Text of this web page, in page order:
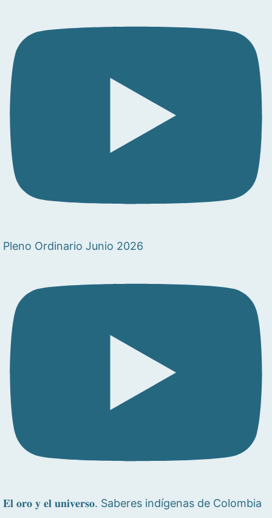
Pleno Ordinario Junio 2026
𝐄𝐥 𝐨𝐫𝐨 𝐲 𝐞𝐥 𝐮𝐧𝐢𝐯𝐞𝐫𝐬𝐨. Saberes indígenas de Colombia